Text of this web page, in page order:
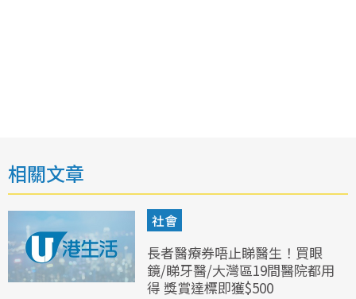
相關文章
社會
長者醫療券唔止睇醫生！買眼
鏡/睇牙醫/大灣區19間醫院都用
得 獎賞達標即獲$500